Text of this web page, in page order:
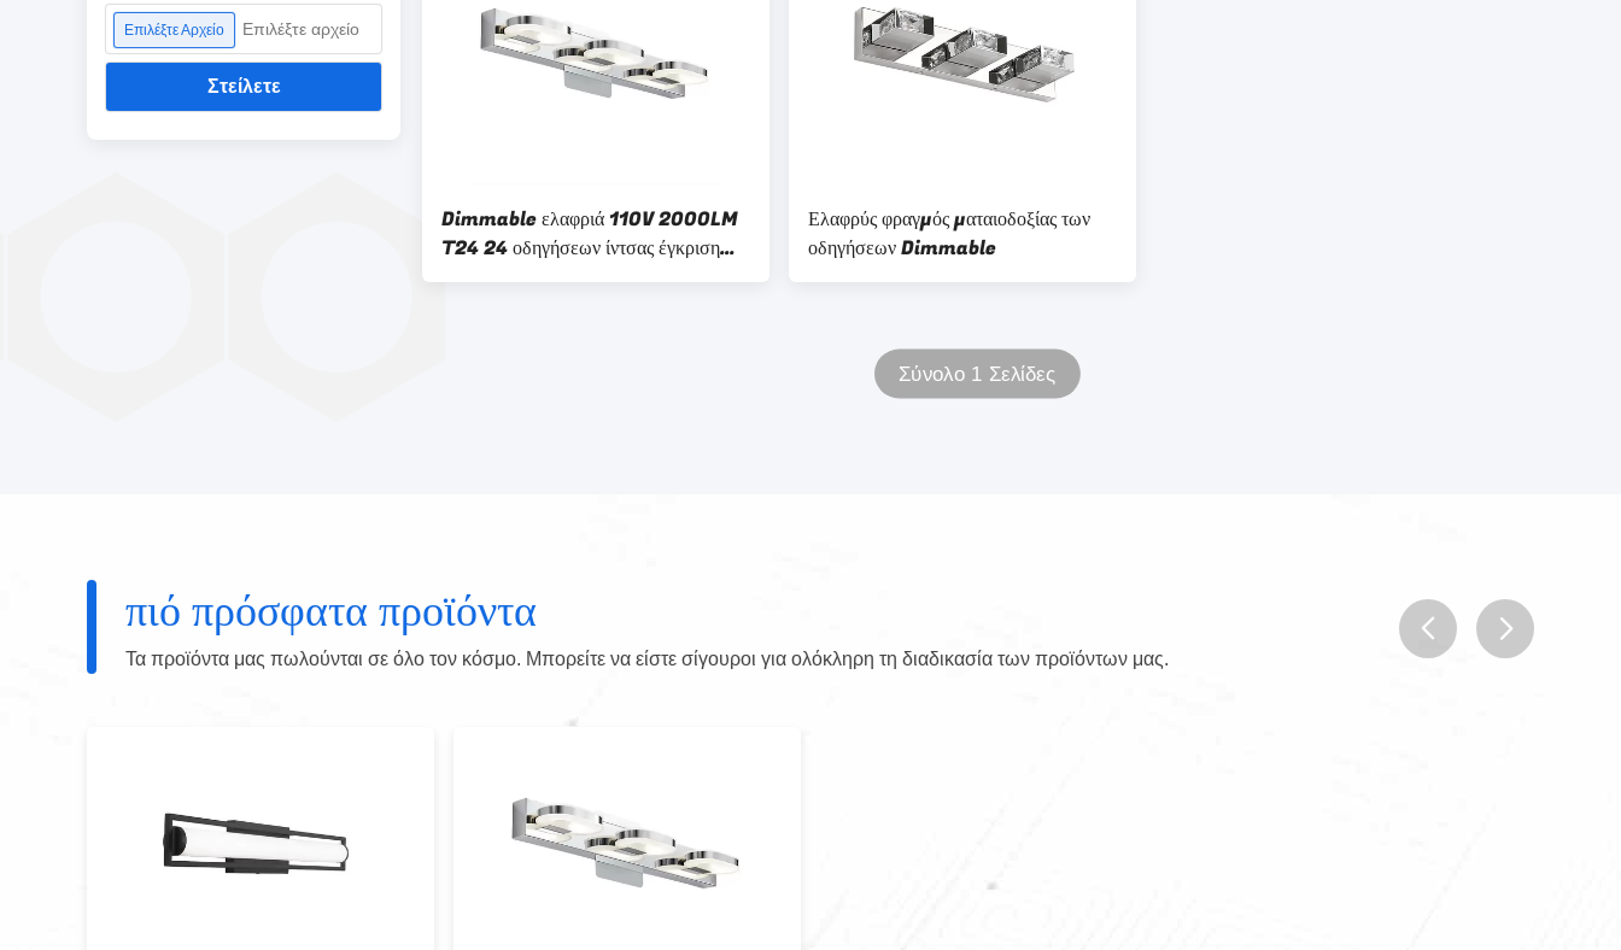
Επιλέξτε Αρχείο Επιλέξτε αρχείο
Στείλετε
Dimmable ελαφριά 110V 2000LM
T24 24 οδηγήσεων ίντσας έγκριση
ματαιοδοξίας για το λουτρό
Ελαφρύς φραγμός ματαιοδοξίας των
οδηγήσεων Dimmable
Σύνολο 1 Σελίδες
πιό πρόσφατα προϊόντα
Τα προϊόντα μας πωλούνται σε όλο τον κόσμο. Μπορείτε να είστε σίγουροι για ολόκληρη τη διαδικασία των προϊόντων μας.